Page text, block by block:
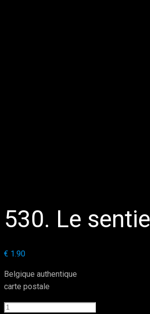
530. Le
€ 1.90
Belgique authentique
carte postale
quantité